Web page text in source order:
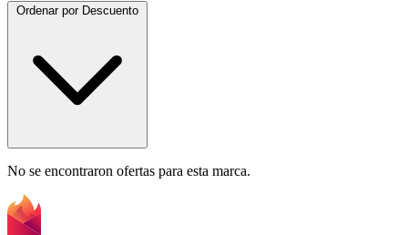
Ordenar por Descuento
No se encontraron ofertas para esta marca.